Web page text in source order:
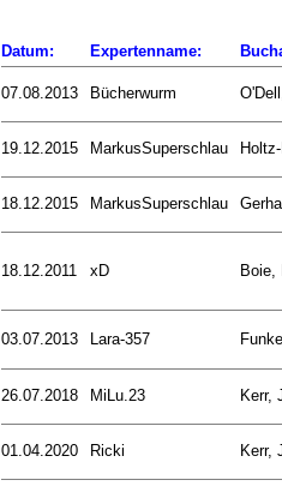
Datum: Expertenname:
07.08.2013 Bücherwurm
19.12.2015 MarkusSuperschlau
18.12.2015 MarkusSuperschlau
18.12.2011 xD Boie,
03.07.2013 Lara-357
26.07.2018 MiLu.23 Kerr,
01.04.2020 Ricki Kerr,